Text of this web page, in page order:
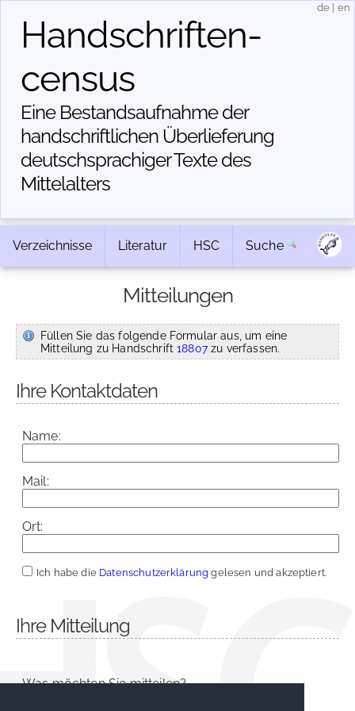
Handschriften­
census
Eine Bestandsaufnahme der
handschriftlichen Über­lieferung
deutschsprachiger Texte des
Mittelalters
de en
Verzeichnisse Literatur HSC Suche
Mitteilungen
Füllen Sie das folgende Formular aus, um eine
Mitteilung zu Handschrift18807zu verfassen.
Ihre Kontaktdaten
Name:
Mail:
Ort:
Ich habe die Datenschutzerklärung gelesen und akzeptiert.
Ihre Mitteilung
Was möchten Sie mitteilen?